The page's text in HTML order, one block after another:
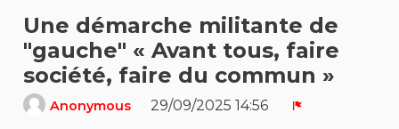
Une démarche militante de
"gauche" « Avant tous, faire
société, faire du commun »
Anonymous
29/09/2025 14:56